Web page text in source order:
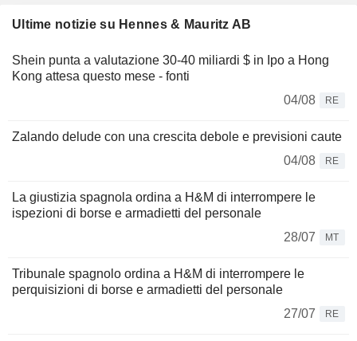
Ultime notizie su Hennes & Mauritz AB
Shein punta a valutazione 30-40 miliardi $ in Ipo a Hong
Kong attesa questo mese - fonti
04/08
RE
Zalando delude con una crescita debole e previsioni caute
04/08
RE
La giustizia spagnola ordina a H&M di interrompere le
ispezioni di borse e armadietti del personale
28/07
MT
Tribunale spagnolo ordina a H&M di interrompere le
perquisizioni di borse e armadietti del personale
27/07
RE